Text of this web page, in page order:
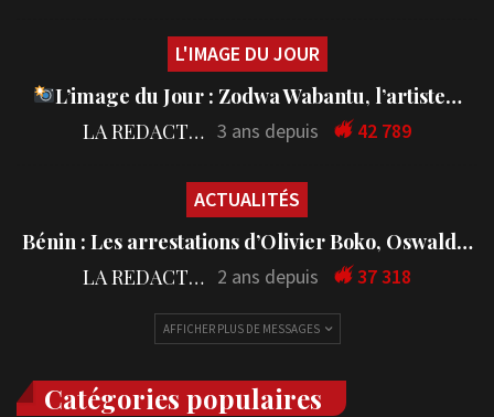
L'IMAGE DU JOUR
L’image du Jour : Zodwa Wabantu, l’artiste…
LA REDACTION 3 ans depuis 42 789
ACTUALITÉS
Bénin : Les arrestations d’Olivier Boko, Oswald…
LA REDACTION 2 ans depuis 37 318
AFFICHER PLUS DE MESSAGES
Catégories populaires